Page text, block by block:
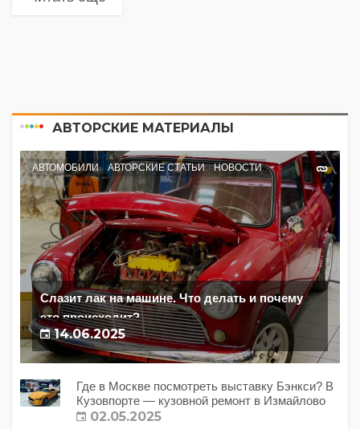
АВТОРСКИЕ МАТЕРИАЛЫ
АВТОМОБИЛИ АВТОРСКИЕ СТАТЬИ НОВОСТИ
Слазит лак на машине. Что делать и почему
это происходит?
14.06.2025
Где в Москве посмотреть выставку Бэнкси? В
Кузовпорте — кузовной ремонт в Измайлово
02.05.2025